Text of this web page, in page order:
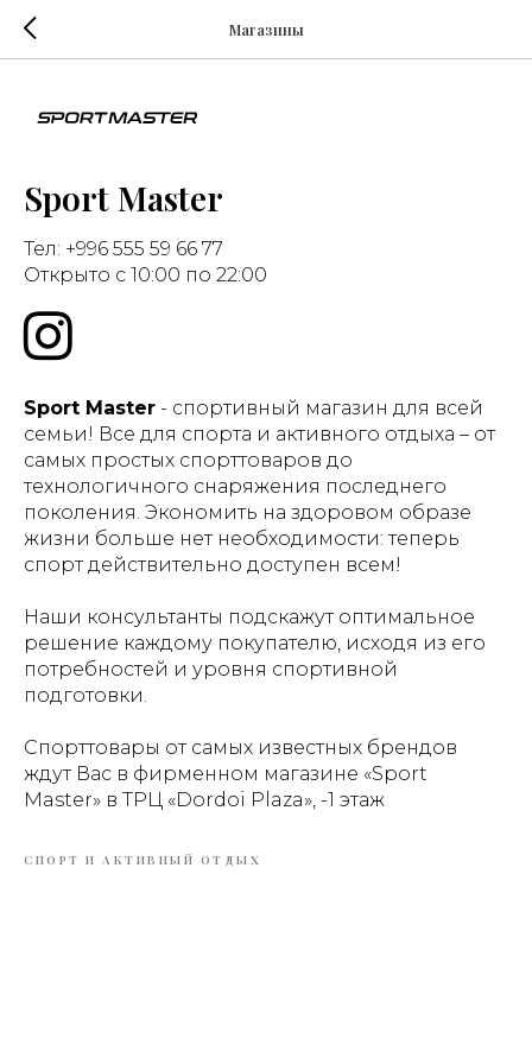
Магазины
Sport Master
Тел: +996 555 59 66 77
Открыто с 10:00 по 22:00
Sport Master - спортивный магазин для всей
семьи! Все для спорта и активного отдыха – от
самых простых спорттоваров до
технологичного снаряжения последнего
поколения. Экономить на здоровом образе
жизни больше нет необходимости: теперь
спорт действительно доступен всем!
Наши консультанты подскажут оптимальное
решение каждому покупателю, исходя из его
потребностей и уровня спортивной
подготовки.
Спорттовары от самых известных брендов
ждут Вас в фирменном магазине «Sport
Master» в ТРЦ «Dordoi Plaza», -1 этаж
СПОРТ И АКТИВНЫЙ ОТДЫХ